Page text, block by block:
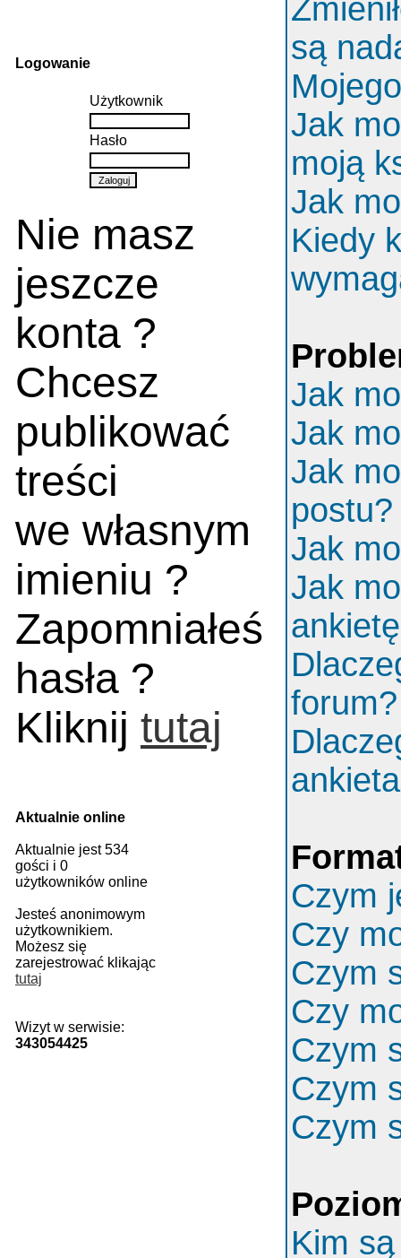
Logowanie
Użytkownik
Hasło
Nie masz
jeszcze
konta ?
Chcesz
publikować
treści
we własnym
imieniu ?
Zapomniałeś
hasła ?
Kliknij tutaj
Aktualnie online
Aktualnie jest 534
gości i 0
użytkowników online
Jesteś anonimowym
użytkownikiem.
Możesz się
zarejestrować klikając
tutaj
Wizyt w serwisie:
343054425
są
Jak
moją
Jak
Kiedy
Jak
Jak
Jak
postu?
Jak
Jak
forum?
Czym
Czy
Czym
Czy
Czym
Czym
Czym
Kim